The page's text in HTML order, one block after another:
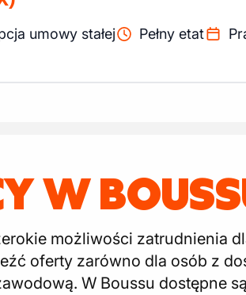
umowy stałej Pełny etat
W
możliwości zatrudnienia
oferty zarówno dla osób z
W Boussu dostępne